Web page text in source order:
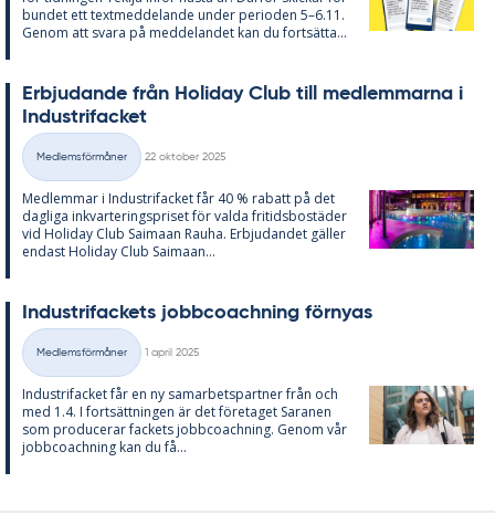
bun­det ett text­med­de­lan­de un­der pe­ri­o­den 5–6.11.
Ge­nom att sva­ra på med­de­lan­det kan du fort­sät­ta...
Er­bju­dan­de från Ho­li­day Club till med­lem­mar­na i
In­du­stri­fac­ket
Kategorier
Medlemsförmåner
22 oktober 2025
Med­lem­mar i In­du­stri­fac­ket får 40 % ra­ba­tt på det
dag­li­ga in­kvar­te­rings­pri­set för val­da fri­tids­bo­stä­der
vid Ho­li­day Club Sa­i­maan Rau­ha. Er­bju­dan­det gäl­ler
en­dast Ho­li­day Club Sa­i­maan...
In­du­stri­fac­kets jobbcoach­ning för­ny­as
Kategorier
Medlemsförmåner
1 april 2025
In­du­stri­fac­ket får en ny sam­ar­bets­part­ner från och
med 1.4. I fort­sätt­ning­en är det fö­re­ta­get Sa­ra­nen
som pro­du­ce­rar fac­kets jobbcoach­ning. Ge­nom vår
jobbcoach­ning kan du få...